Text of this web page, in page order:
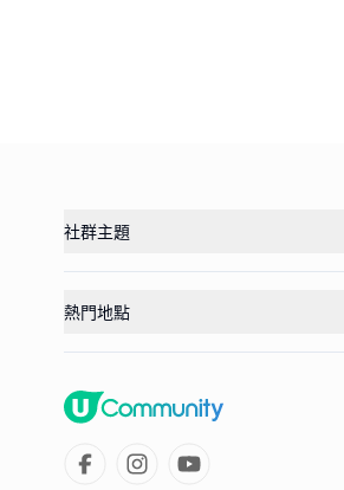
社群主題
熱門地點